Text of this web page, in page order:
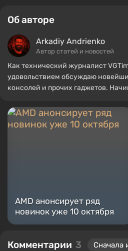
Об авторе
Arkadiy Andrienko
Автор статей и новостей
Как технический журналист
удовольствием обсуждаю
консолей и прочих гаджетов.
звукорежиссуры позволил мне
нюансах аудиотехнологий, а
подтолкнула к изучению начинки
нахожусь в поиске чего-то нового
AMD анонсирует ряд
новинок уже 10 октября
Комментарии 3